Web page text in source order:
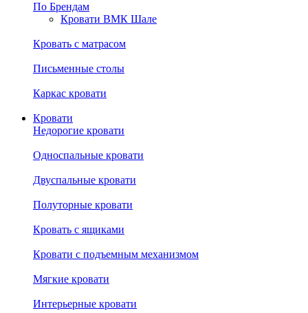
По Брендам
Кровати ВМК Шале
Кровать с матрасом
Письменные столы
Каркас кровати
Кровати
Недорогие кровати
Односпальные кровати
Двуспальные кровати
Полуторные кровати
Кровать с ящиками
Кровати с подъемным механизмом
Мягкие кровати
Интерьерные кровати